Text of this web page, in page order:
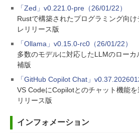
「Zed」v0.221.0-pre（26/01/22）
Rustで構築されたプログラミング向
レリリース版
「Ollama」v0.15.0-rc0（26/01/22）
多数のモデルに対応したLLMのロー
補版
「GitHub Copilot Chat」
VS CodeにCopilotとのチャット機能
リリース版
インフォメーション